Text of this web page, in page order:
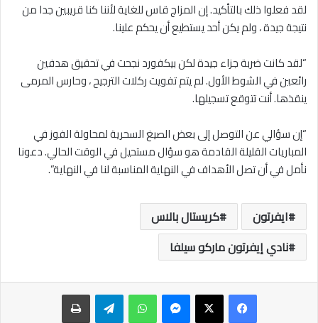
لقد فعلوا ذلك بالتأكيد. إن المزاج قاس للغاية لأننا كنا قريبين جدا من
نتيجة جيدة ، ولم يكن أحد يستطيع أن يحكم علينا.
“لقد كانت ضربة جزاء جيدة لكن بيكفورد نجحت في تحقيق هدفين
رائعين في الشوط الأول. لم يتم تفويت ركلات الترجيح ، وحارس المرمى
ينقذها. أنت تتوقع تسجيلها.
“إن سؤالي عن التوصل إلى بعض الصيغ السحرية لمحاولة الفوز في
المباريات القليلة القادمة هو سؤال مستحيل في الوقت الحالي. دعونا
نأمل في أن تصل الأهداف في النهاية المناسبة لنا في النهاية”.
ايفرتون
كريستال بالاس
نادي إيفرتون ماركو سيلفا
ماسنجر واتساب تيلقرام